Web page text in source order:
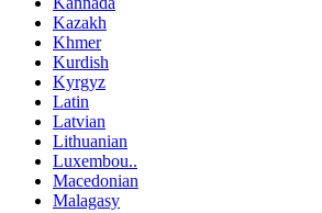
Kazakh
Khmer
Kurdish
Kyrgyz
Latin
Latvian
Lithuanian
Luxembou..
Macedonian
Malagasy